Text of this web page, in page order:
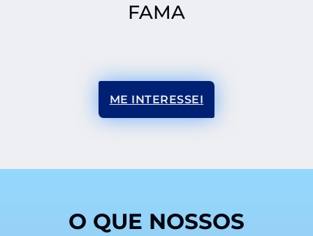
FAMA
ME INTERESSEI
O QUE NOSSOS